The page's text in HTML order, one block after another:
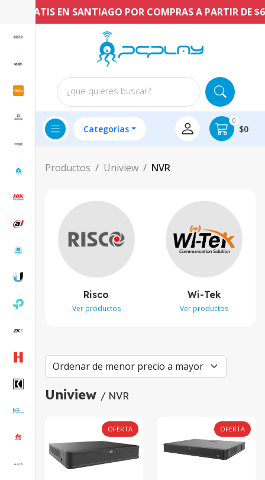
GRATIS EN SANTIAGO POR COMPRAS A PARTIR DE
¿que quieres buscar?
Categorías
0
$0
Productos Uniview NVR
Risco
Ver productos
Wi-Tek
Ver productos
Uniview / NVR
OFERTA OFERTA